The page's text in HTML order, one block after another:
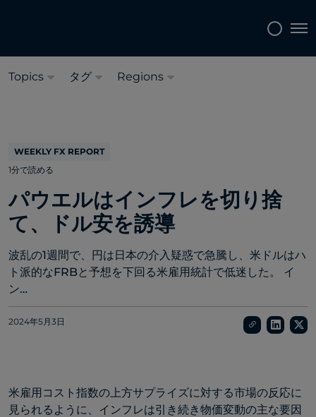
Topics タグ Regions
WEEKLY FX REPORT
1分で読める
パウエルはインフレを切り捨
て、ドル安を誘導
波乱の1週間で、円は日本の介入疑惑で急騰し、米ドルはハ
ト派的なFRBと予想を下回る米雇用統計で低迷した。 イ
ン…
2024年5月3日
米雇用コスト指数の上方サプライズに対する市場の反応に
見られるように、インフレは引き続き物価変動の主な要因